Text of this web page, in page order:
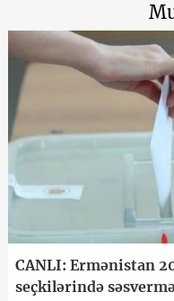
CANLI: Ermənistan
seçkilərində